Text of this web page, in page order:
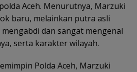
Aceh. Menurutnya, Marzuki
baru, melainkan putra asli
dan sangat mengenal
serta karakter wilayah.
Polda Aceh, Marzuki